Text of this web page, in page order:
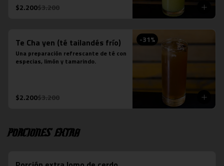
$2.200$3.200
-31%
Te Cha yen (té tailandés frío)
Una preparación refrescante de té con
especias, limón y tamarindo.
$2.200$3.200
Porciones Extra